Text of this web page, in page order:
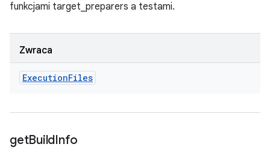
funkcjami target_preparers a testami.
Zwraca
ExecutionFiles
getBuildInfo